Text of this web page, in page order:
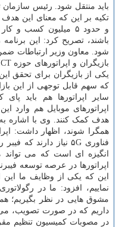
باید منتقل شود. رئیس سازمان
و حدود ۵ میلیون کسب
شود. معاون وزیر ارتباطات
یکی از بازیگران برای تحقق
که سهم قابل توجهی از این
سایر اپراتورها هم باید پای
اپراتورهای موبایل هم وارد
هدف کمک کنند. وی با اشاره به
همگرا شوند، اظهار داشت:
انگیزه ای است که می
اپراتورها در عرصه توسعه
این که یکی از وظایف ما این
نماییم، افزود: ما در
مشوق هایی در نظر بگیریم؛
داریم که در صورت تصویب،
در مصوبات کمیسیون تنظیم